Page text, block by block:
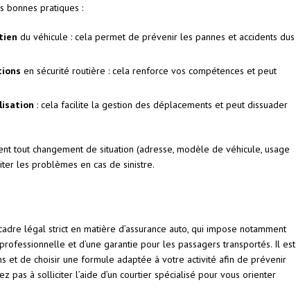
bonnes pratiques :
du véhicule : cela permet de prévenir les pannes et accidents dus
en sécurité routière : cela renforce vos compétences et peut
: cela facilite la gestion des déplacements et peut dissuader
tout changement de situation (adresse, modèle de véhicule, usage
les problèmes en cas de sinistre.
légal strict en matière d’assurance auto, qui impose notamment
et d’une garantie pour les passagers transportés. Il est
et de choisir une formule adaptée à votre activité afin de prévenir
pas à solliciter l’aide d’un courtier spécialisé pour vous orienter